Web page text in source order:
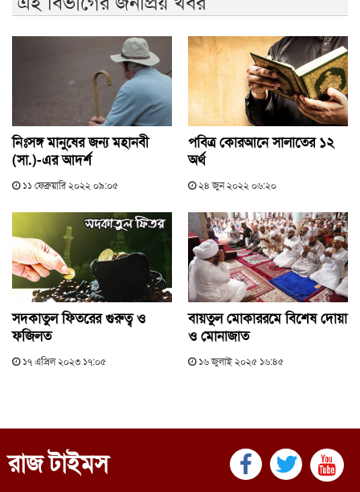
নিঃসঙ্গ মানুষের জন্য মহানবী
(সা.)-এর আদর্শ
১১ ফেব্রুয়ারি ২০২২ ০৯:০৫
পবিত্র কোরআনে সালাতের ১২
অর্থ
২৪ জুন ২০২২ ০৬:২০
সদকাতুল ফিতরের গুরুত্ব ও
ফজিলত
১৭ এপ্রিল ২০২৩ ১৭:০৫
বায়তুল মোকাররমে বিশেষ দোয়া
ও মোনাজাত
১৬ জুলাই ২০২৫ ১৬:৪৫
রাজ টাইমস